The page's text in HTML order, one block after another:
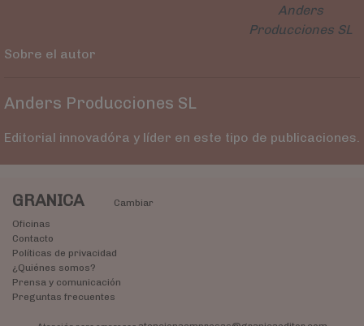
Anders
Producciones SL
Sobre el autor
Anders Producciones SL
Editorial innovadóra y líder en este tipo de publicaciones.
GRANICA
Cambiar
Oficinas
Contacto
Políticas de privacidad
¿Quiénes somos?
Prensa y comunicación
Preguntas frecuentes